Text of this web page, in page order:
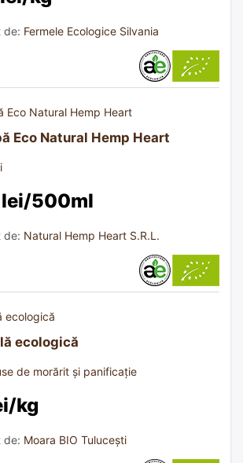
de: Fermele Ecologice Silvania
Eco Natural Hemp Heart
lei/500ml
de: Natural Hemp Heart S.R.L.
ecologică
de morărit și panificație
kg
de: Moara BIO Tulucești